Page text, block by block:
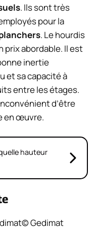
. Ils sont très
pour la
. Le hourdis
prix abordable. Il est
inertie
et sa capacité à
entre les étages.
d’être
en œuvre.
hauteur
© Gedimat